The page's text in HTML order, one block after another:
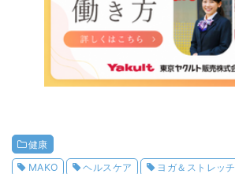
健康
MAKO
ヘルスケア ヨガ＆ストレッチ